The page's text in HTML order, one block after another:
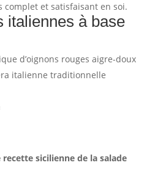
complet et satisfaisant en soi.
italiennes à base
d’oignons rouges aigre-doux
italienne traditionnelle
recette sicilienne de la salade